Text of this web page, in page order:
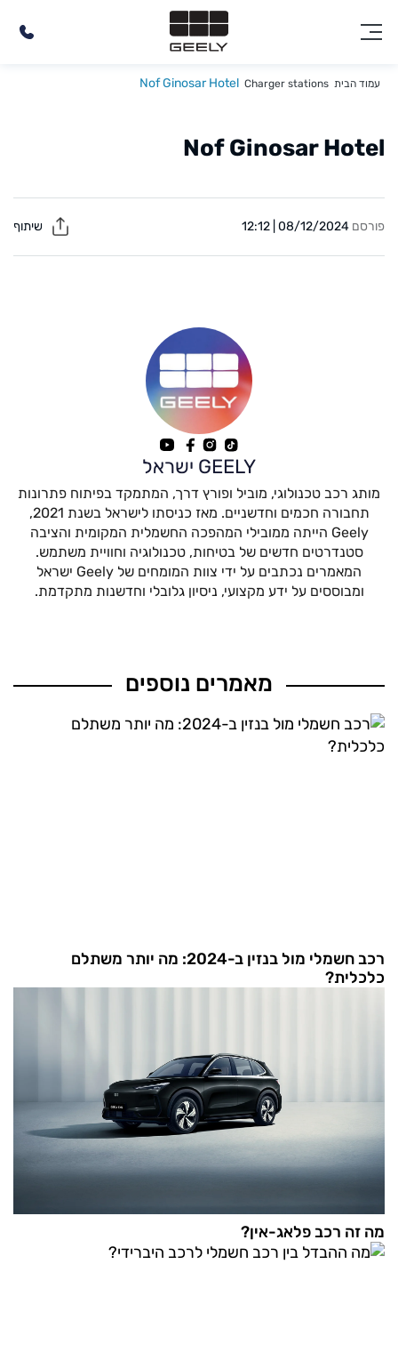
עמוד הבית Charger stations
Nof Ginosar Hotel
Nof Ginosar Hotel
פורסם 08/12/2024 | 12:12
GEELY ישראל
מותג רכב טכנולוגי, מוביל ופורץ דרך, המתמקד בפיתוח פתרונות
תחבורה חכמים וחדשניים. מאז כניסתו לישראל בשנת 2021,
Geely הייתה ממובילי המהפכה החשמלית המקומית והציבה
סטנדרטים חדשים של בטיחות, טכנולוגיה וחוויית משתמש.
המאמרים נכתבים על ידי צוות המומחים של Geely ישראל
ומבוססים על ידע מקצועי, ניסיון גלובלי וחדשנות מתקדמת.
מאמרים נוספים
רכב חשמלי מול בנזין ב-2024: מה יותר משתלם
כלכלית?
מה זה רכב פלאג-אין?